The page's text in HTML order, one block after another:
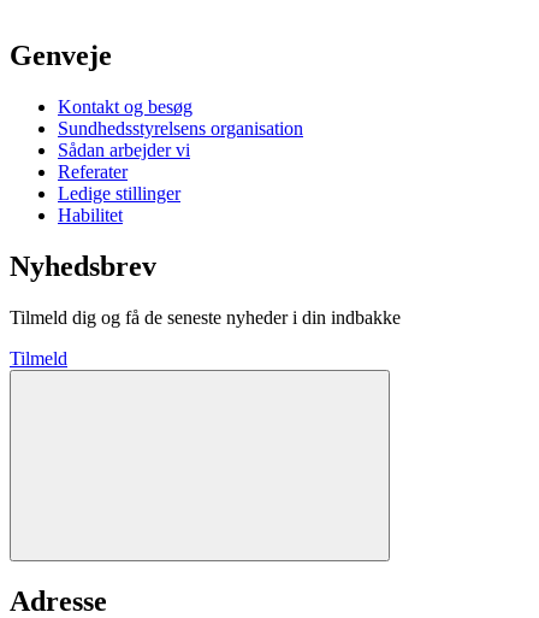
Genveje
Kontakt og besøg
Sundhedsstyrelsens organisation
Sådan arbejder vi
Referater
Ledige stillinger
Habilitet
Nyhedsbrev
Tilmeld dig og få de seneste nyheder i din indbakke
Tilmeld
Adresse